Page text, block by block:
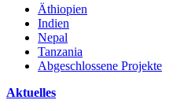
Äthiopien
Indien
Nepal
Tanzania
Abgeschlossene Projekte
Aktuelles